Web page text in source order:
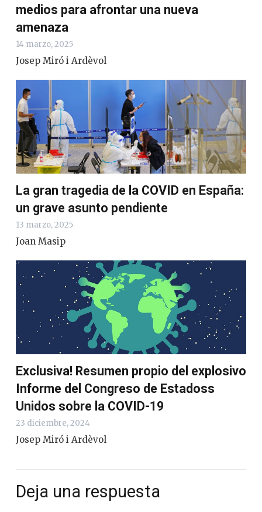
medios para afrontar una nueva
amenaza
14 marzo, 2025
Josep Miró i Ardèvol
La gran tragedia de la COVID en España:
un grave asunto pendiente
13 marzo, 2025
Joan Masip
Exclusiva! Resumen propio del explosivo
Informe del Congreso de Estadoss
Unidos sobre la COVID-19
23 diciembre, 2024
Josep Miró i Ardèvol
Deja una respuesta